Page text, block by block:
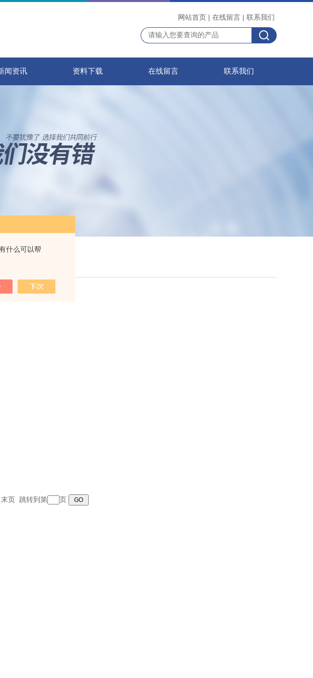
什么可以帮
网站首页 | 在线留言 | 联系我们
闻资讯 资料下载 在线留言 联系我们
页 跳转到第 页